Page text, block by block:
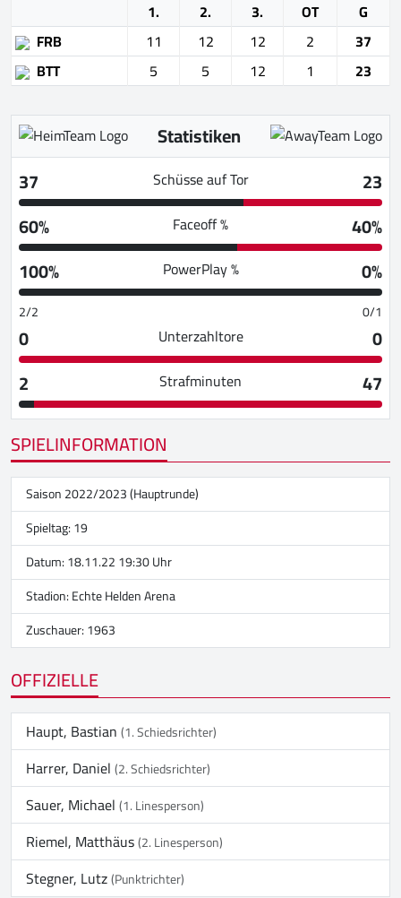
1. 2. 3. OT
G
FRB
11 12 12 2
37
BTT
5 5 12 1 23
Statistiken
37
Schüsse auf Tor
23
60%
Faceoff %
40%
100%
PowerPlay % 0%
2/2 0/1
0 Unterzahltore
0
2
Strafminuten
47
SPIELINFORMATION
Saison 2022/2023 (Hauptrunde)
Spieltag: 19
Datum: 18.11.22 19:30 Uhr
Stadion:Echte Helden Arena
Zuschauer: 1963
OFFIZIELLE
Haupt, Bastian(1. Schiedsrichter)
Harrer, Daniel(2. Schiedsrichter)
Sauer, Michael(1. Linesperson)
Riemel, Matthäus(2. Linesperson)
Stegner, Lutz(Punktrichter)